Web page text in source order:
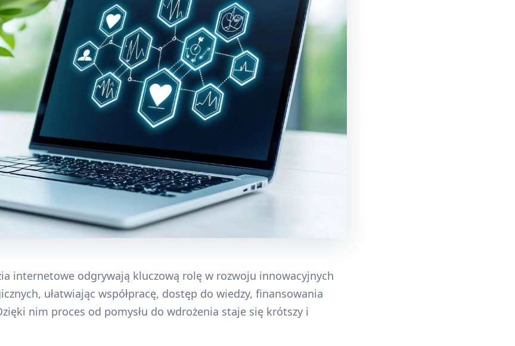
internetowe odgrywają kluczową rolę w rozwoju innowacyjnych
ułatwiając współpracę, dostęp do wiedzy, finansowania
nim proces od pomysłu do wdrożenia staje się krótszy i